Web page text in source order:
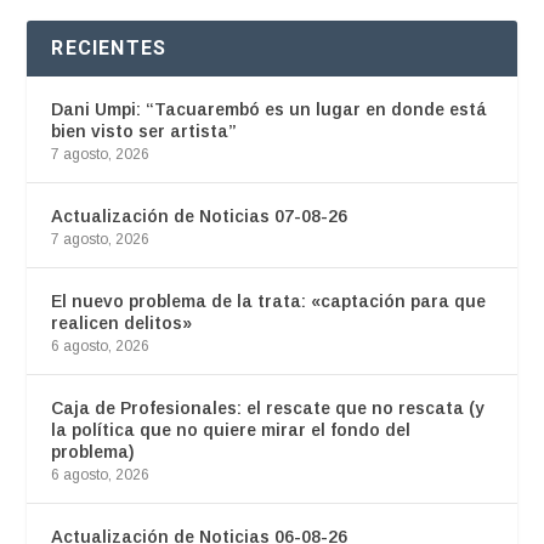
RECIENTES
Dani Umpi: “Tacuarembó es un lugar en donde está
bien visto ser artista”
7 agosto, 2026
Actualización de Noticias 07-08-26
7 agosto, 2026
El nuevo problema de la trata: «captación para que
realicen delitos»
6 agosto, 2026
Caja de Profesionales: el rescate que no rescata (y
la política que no quiere mirar el fondo del
problema)
6 agosto, 2026
Actualización de Noticias 06-08-26